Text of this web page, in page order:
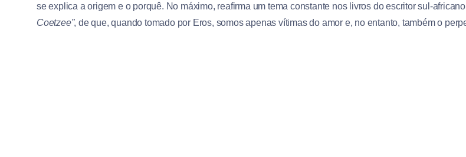
se explica a origem e o porquê. No máximo, reafirma um tema constante nos livros do escritor sul-africano
Coetzee”, de que, quando tomado por Eros, somos apenas vítimas do amor e, no entanto, também o